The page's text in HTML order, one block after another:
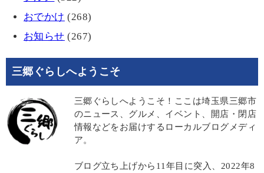
おでかけ (268)
お知らせ (267)
三郷ぐらしへようこそ
三郷ぐらしへようこそ！ここは埼玉県三郷市
のニュース、グルメ、イベント、開店・閉店
情報などをお届けするローカルブログメディ
ア。
ブログ立ち上げから11年目に突入、2022年8